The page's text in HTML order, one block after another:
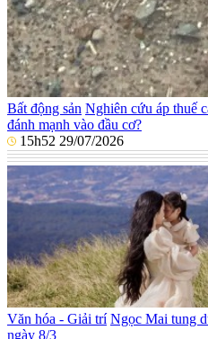
Bất động sản Nghiên cứu áp thuế
đánh mạnh vào đầu cơ?
15h52 29/07/2026
Văn hóa - Giải trí Ngọc Mai tung
ngày 8/3